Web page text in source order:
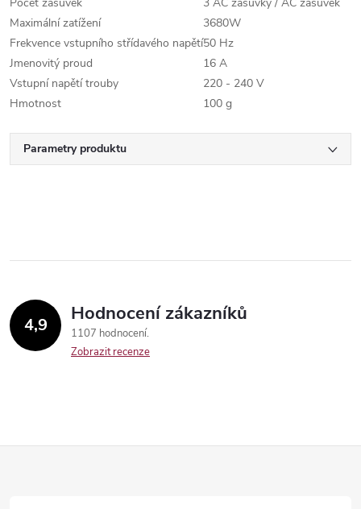
Maximální zatížení
3680W
Frekvence vstupního střídavého napětí50 Hz
Jmenovitý proud
16 A
Vstupní napětí trouby
220 - 240 V
Hmotnost
100 g
Parametry produktu
4,9 Hodnocení zákazníků
1107 hodnocení
Zobrazit recenze